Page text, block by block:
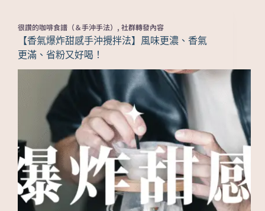
很讚的咖啡食譜（＆手沖手法） , 社群轉發內容
【香氣爆炸甜感手沖攪拌法】風味更濃、香氣
更滿、省粉又好喝！